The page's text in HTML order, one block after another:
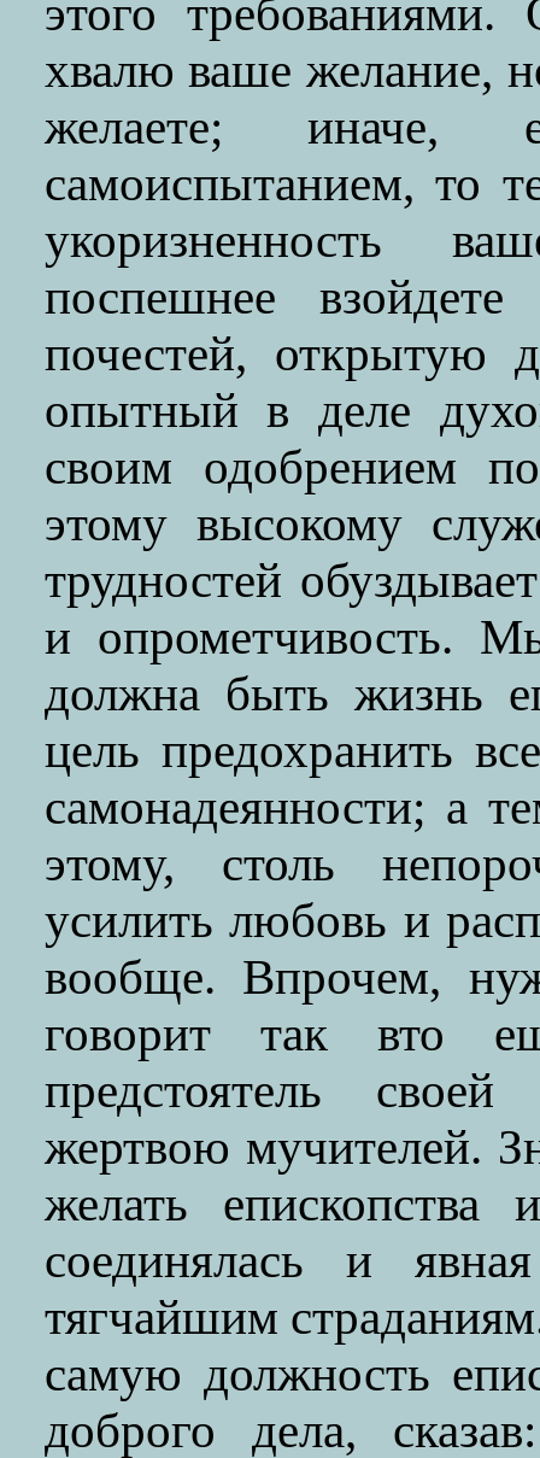
этого
хвалю ваше желание,
желаете; иначе,
самоиспытанием, то
укоризненность
поспешнее
почестей, открытую
опытный в деле
своим одобрением
этому высокому
трудностей
и опрометчивость.
должна быть жизнь
цель предохранить
самонадеянности; а
этому, столь
усилить любовь и
вообще. Впрочем,
говорит так вто
предстоятель
жертвою мучителей.
желать
соединялась и
тягчайшим
самую должность
доброго дела,